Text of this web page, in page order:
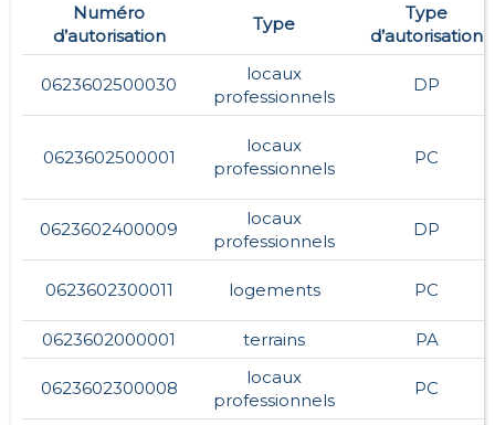
Numéro
d’autorisation
Type
Type
d’autorisation
0623602500030
locaux
professionnels
DP
0623602500001
locaux
professionnels
PC
0623602400009
locaux
professionnels
DP
0623602300011 logements PC
0623602000001 terrains PA
0623602300008
locaux
professionnels
PC